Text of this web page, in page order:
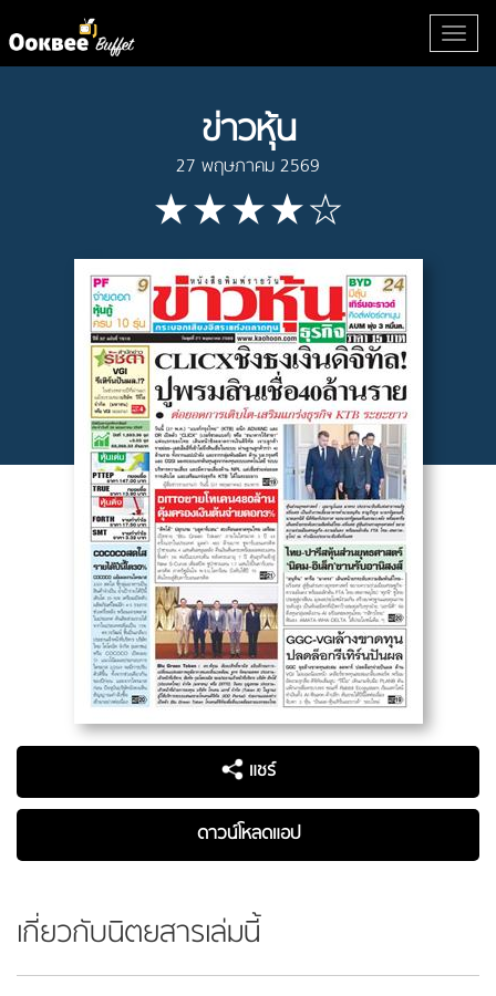
ข่าวหุ้น
27 พฤษภาคม 2569
แชร์
ดาวน์โหลดแอป
เกี่ยวกับนิตยสารเล่มนี้